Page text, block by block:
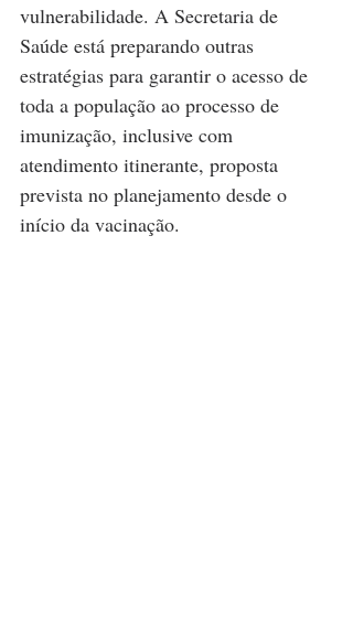
vulnerabilidade. A Secretaria de
Saúde está preparando outras
estratégias para garantir o acesso de
toda a população ao processo de
imunização, inclusive com
atendimento itinerante, proposta
prevista no planejamento desde o
início da vacinação.